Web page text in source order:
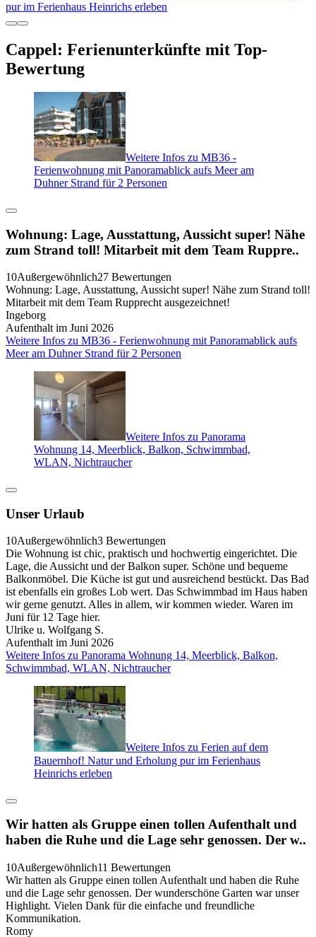
pur im Ferienhaus Heinrichs erleben
Cappel: Ferienunterkünfte mit Top-
Bewertung
Weitere Infos zu MB36 -
Ferienwohnung mit Panoramablick aufs Meer am
Duhner Strand für 2 Personen
Wohnung: Lage, Ausstattung, Aussicht super! Nähe
zum Strand toll! Mitarbeit mit dem Team Ruppre..
10Außergewöhnlich27 Bewertungen
Wohnung: Lage, Ausstattung, Aussicht super! Nähe zum Strand toll!
Mitarbeit mit dem Team Rupprecht ausgezeichnet!
Ingeborg
Aufenthalt im Juni 2026
Weitere Infos zu MB36 - Ferienwohnung mit Panoramablick aufs
Meer am Duhner Strand für 2 Personen
Weitere Infos zu Panorama
Wohnung 14, Meerblick, Balkon, Schwimmbad,
WLAN, Nichtraucher
Unser Urlaub
10Außergewöhnlich3 Bewertungen
Die Wohnung ist chic, praktisch und hochwertig eingerichtet. Die
Lage, die Aussicht und der Balkon super. Schöne und bequeme
Balkonmöbel. Die Küche ist gut und ausreichend bestückt. Das Bad
ist ebenfalls ein großes Lob wert. Das Schwimmbad im Haus haben
wir gerne genutzt. Alles in allem, wir kommen wieder. Waren im
Juni für 12 Tage hier.
Ulrike u. Wolfgang S.
Aufenthalt im Juni 2026
Weitere Infos zu Panorama Wohnung 14, Meerblick, Balkon,
Schwimmbad, WLAN, Nichtraucher
Weitere Infos zu Ferien auf dem
Bauernhof! Natur und Erholung pur im Ferienhaus
Heinrichs erleben
Wir hatten als Gruppe einen tollen Aufenthalt und
haben die Ruhe und die Lage sehr genossen. Der w..
10Außergewöhnlich11 Bewertungen
Wir hatten als Gruppe einen tollen Aufenthalt und haben die Ruhe
und die Lage sehr genossen. Der wunderschöne Garten war unser
Highlight. Vielen Dank für die einfache und freundliche
Kommunikation.
Romy